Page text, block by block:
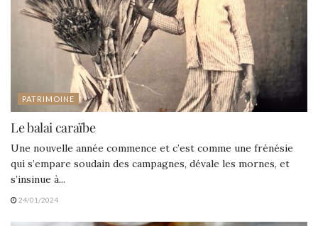
PATRIMOINE
Le balai caraïbe
Une nouvelle année commence et c’est comme une frénésie
qui s’empare soudain des campagnes, dévale les mornes, et
s’insinue à...
24/01/2024